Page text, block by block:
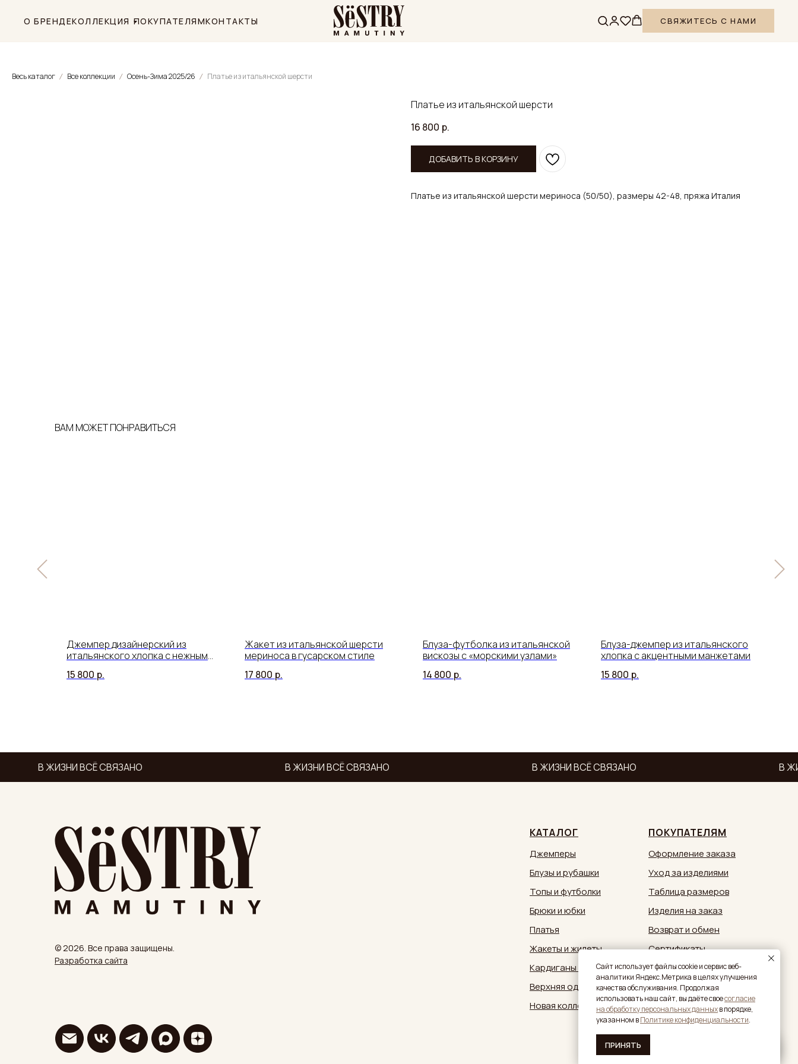
О БРЕНДЕКОЛЛЕКЦИЯ ПОКУПАТЕЛЯМКОНТАКТЫ СВЯЖИТЕСЬ С НАМИ
Caйт иcпoльзуeт фaйлы cookie и cepвиc вeб-
aнaлитики Яндeкc.Мeтpикa в целях улучшения
качества обслуживания. Продолжая
использовать наш сайт, вы дaётe своесогласие
нa oбpaбoтку пepcoнaльныx дaнныxв пopядкe,
укaзaннoм вПолитике конфиденциальности.
ПРИНЯТЬ
Весь каталог Все коллекции Осень-Зима 2025/26 Платье из итальянской шерсти
Платье из итальянской шерсти
16 800 р.
ДОБАВИТЬ В КОРЗИНУ
Платье из итальянской шерсти мериноса (50/50), размеры 42-48, пряжа Италия
ВАМ МОЖЕТ ПОНРАВИТЬСЯ
Джемпер дизайнерский из
итальянского хлопка с нежным
15 800 р.
Жакет из итальянской шерсти
мериноса в гусарском стиле
17 800 р.
Блуза-футболка из итальянской
вискозы с «морскими узлами»
14 800 р.
Блуза-джемпер из итальянского
хлопка с акцентными манжетами
15 800 р.
В ЖИЗНИ ВСЁ СВЯЗАНО В ЖИЗНИ ВСЁ СВЯЗАНО В ЖИЗНИ ВСЁ СВЯЗАНО В
© 2026. Все права защищены.
Разработка сайта
КАТАЛОГ
Джемперы
Блузы и рубашки
Топы и футболки
Брюки и юбки
Платья
Жакеты и жилеты
Кардиганы и кимоно
Верхняя одежда
Новая коллекция
ПОКУПАТЕЛЯМ
Оформление заказа
Уход за изделиями
Таблица размеров
Изделия на заказ
Возврат и обмен
Сертификаты
Документы
Обратная связь:
zakaz@sestrymamutiny.ru